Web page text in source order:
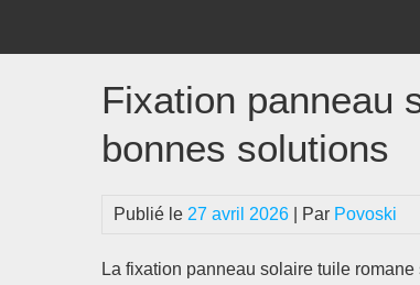
Fixation panneau
bonnes solutions
Publié le 27 avril 2026 | Par Povoski
La fixation panneau solaire tuile